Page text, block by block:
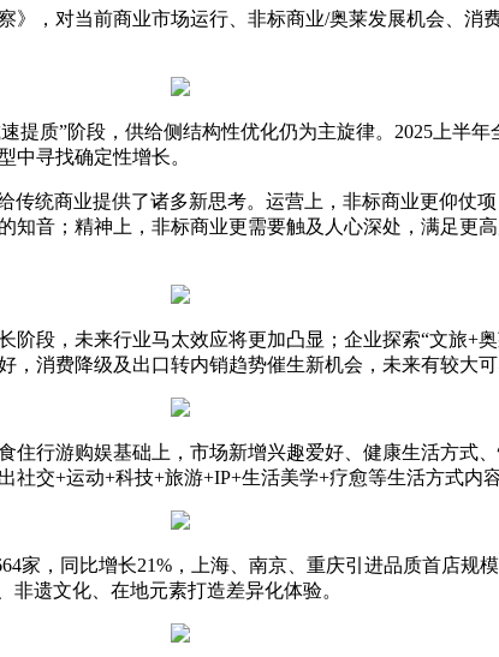
，对当前商业市场运行、非标商业/奥莱发展机会、消
提质”阶段，供给侧结构性优化仍为主旋律。2025上半
中寻找确定性增长。
传统商业提供了诸多新思考。运营上，非标商业更仰仗
知音；精神上，非标商业更需要触及人心深处，满足更
阶段，未来行业马太效应将更加凸显；企业探索“文旅+
消费降级及出口转内销趋势催生新机会，未来有较大
住行游购娱基础上，市场新增兴趣爱好、健康生活方式
交+运动+科技+旅游+IP+生活美学+疗愈等生活方式内容
家，同比增长21%，上海、南京、重庆引进品质首店
遗文化、在地元素打造差异化体验。